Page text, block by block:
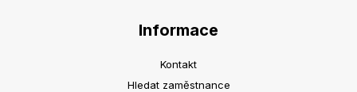
Informace
Kontakt
Hledat zaměstnance